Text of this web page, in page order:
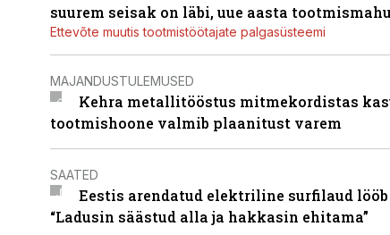
suurem seisak on läbi, uue aasta
Ettevõte muutis tootmistöötajate palgasüsteemi
MAJANDUSTULEMUSED
Kehra metallitööstus mitmekordistas
tootmishoone valmib plaanitust varem
SAATED
Eestis arendatud elektriline surfilaud
“Ladusin säästud alla ja hakkasin ehitama”